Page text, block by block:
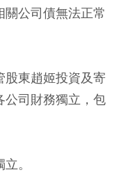
公司債無法正常
股東趙姬投資及寄
公司財務獨立，包
。